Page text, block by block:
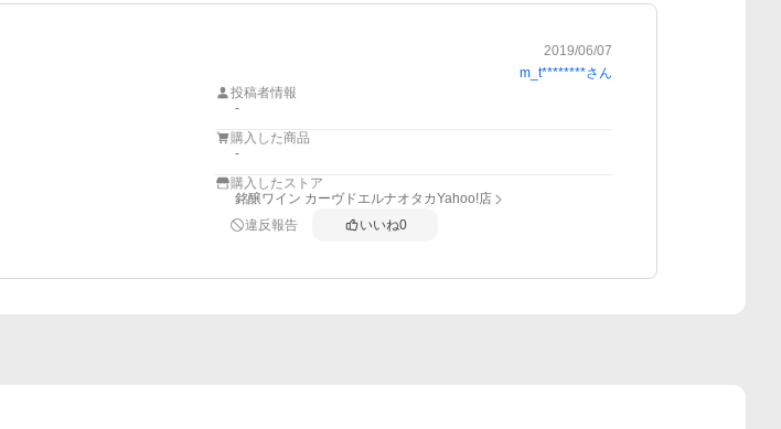
2019/06/07
m_t********さん
投稿者情報
-
購入した商品
-
購入したストア
銘醸ワイン カーヴドエルナオタカYahoo!店
違反報告
いいね0